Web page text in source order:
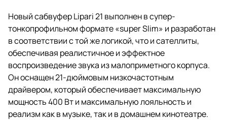
Новый сабвуфер Lipari 21 выполнен в супер-
тонкопрофильном формате «super Slim» и разработан
в соответствии с той же логикой, что и сателлиты,
обеспечивая реалистичное и эффектное
воспроизведение звука из малоприметного корпуса.
Он оснащен 21-дюймовым низкочастотным
драйвером, который обеспечивает максимальную
мощность 400 Вт и максимальную лояльность и
реализм как в музыке, так и в домашнем кинотеатре.